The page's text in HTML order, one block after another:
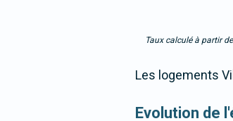
Taux calculé à partir
Les logements
Evolution de